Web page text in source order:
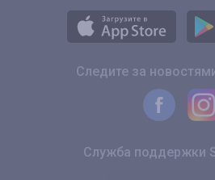
Следите за
Служба поддержки